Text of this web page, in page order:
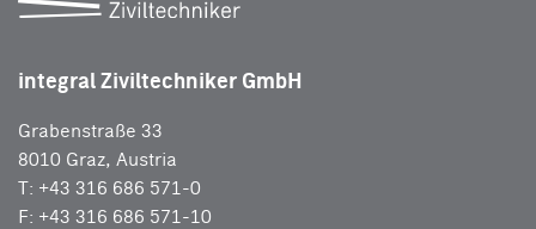
integral Ziviltechniker GmbH
Grabenstraße 33
8010 Graz, Austria
T: +43 316 686 571-0
F: +43 316 686 571-10